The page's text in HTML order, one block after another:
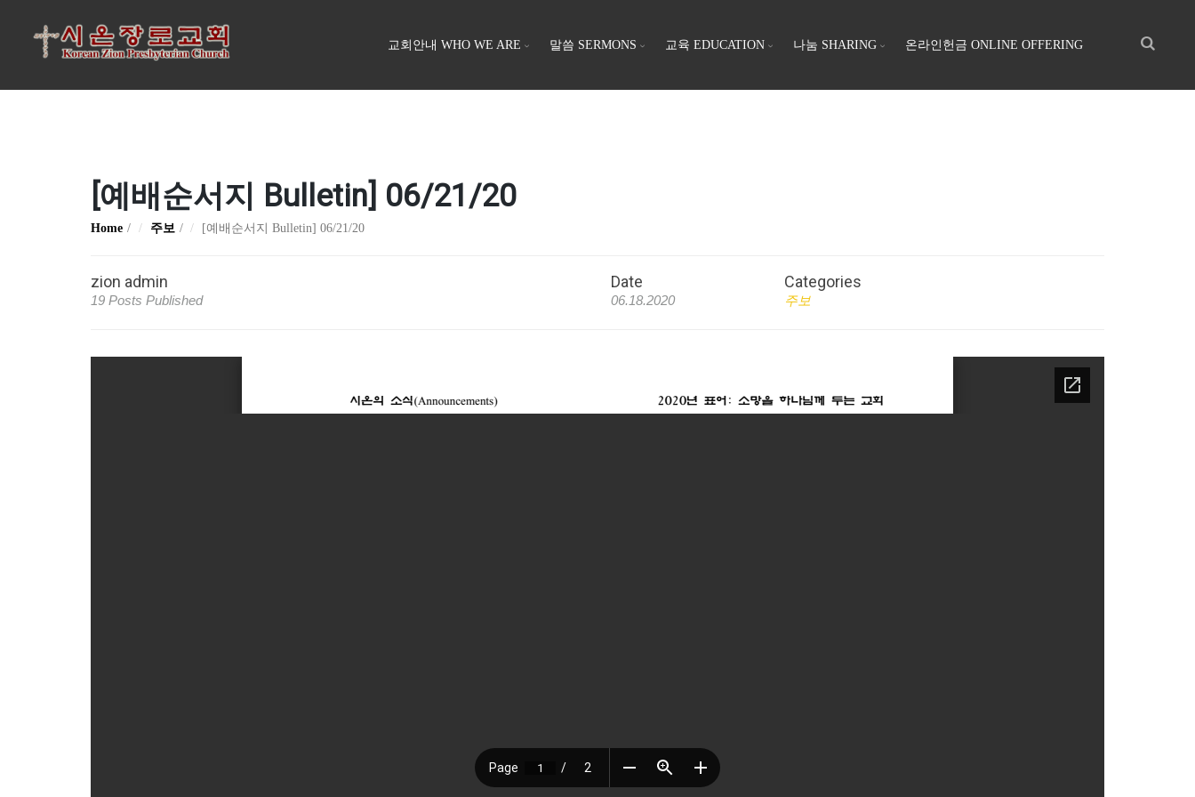
교회안내 WHO WE ARE 말씀 SERMONS 교육 EDUCATION 나눔 SHARING 온라인헌금 ONLINE OFFERING
[예배순서지 Bulletin] 06/21/20
Home 주보 [예배순서지 Bulletin] 06/21/20
zion admin
19 Posts Published
Date
06.18.2020
Categories
주보